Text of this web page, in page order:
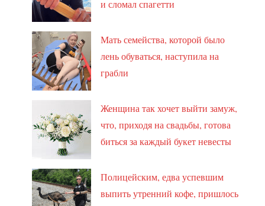
и сломал спагетти
Мать семейства, которой было
лень обуваться, наступила на
грабли
Женщина так хочет выйти замуж,
что, приходя на свадьбы, готова
биться за каждый букет невесты
Полицейским, едва успевшим
выпить утренний кофе, пришлось